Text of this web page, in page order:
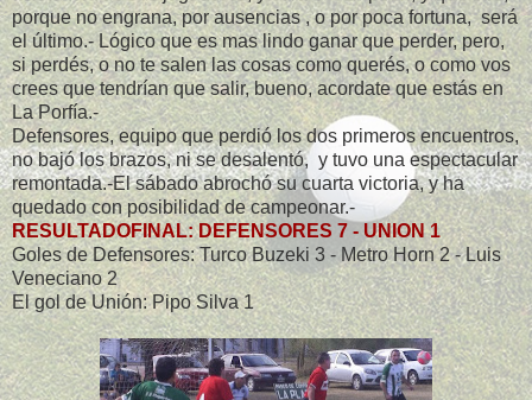
porque no engrana, por ausencias , o por poca fortuna, será
el último.- Lógico que es mas lindo ganar que perder, pero,
si perdés, o no te salen las cosas como querés, o como vos
crees que tendrían que salir, bueno, acordate que estás en
La Porfía.-
Defensores, equipo que perdió los dos primeros encuentros,
no bajó los brazos, ni se desalentó, y tuvo una espectacular
remontada.-El sábado abrochó su cuarta victoria, y ha
quedado con posibilidad de campeonar.-
RESULTADOFINAL: DEFENSORES 7 - UNION 1
Goles de Defensores: Turco Buzeki 3 - Metro Horn 2 - Luis
Veneciano 2
El gol de Unión: Pipo Silva 1